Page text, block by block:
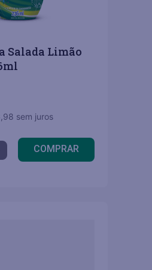
Salada Limão
98 sem juros
COMPRAR